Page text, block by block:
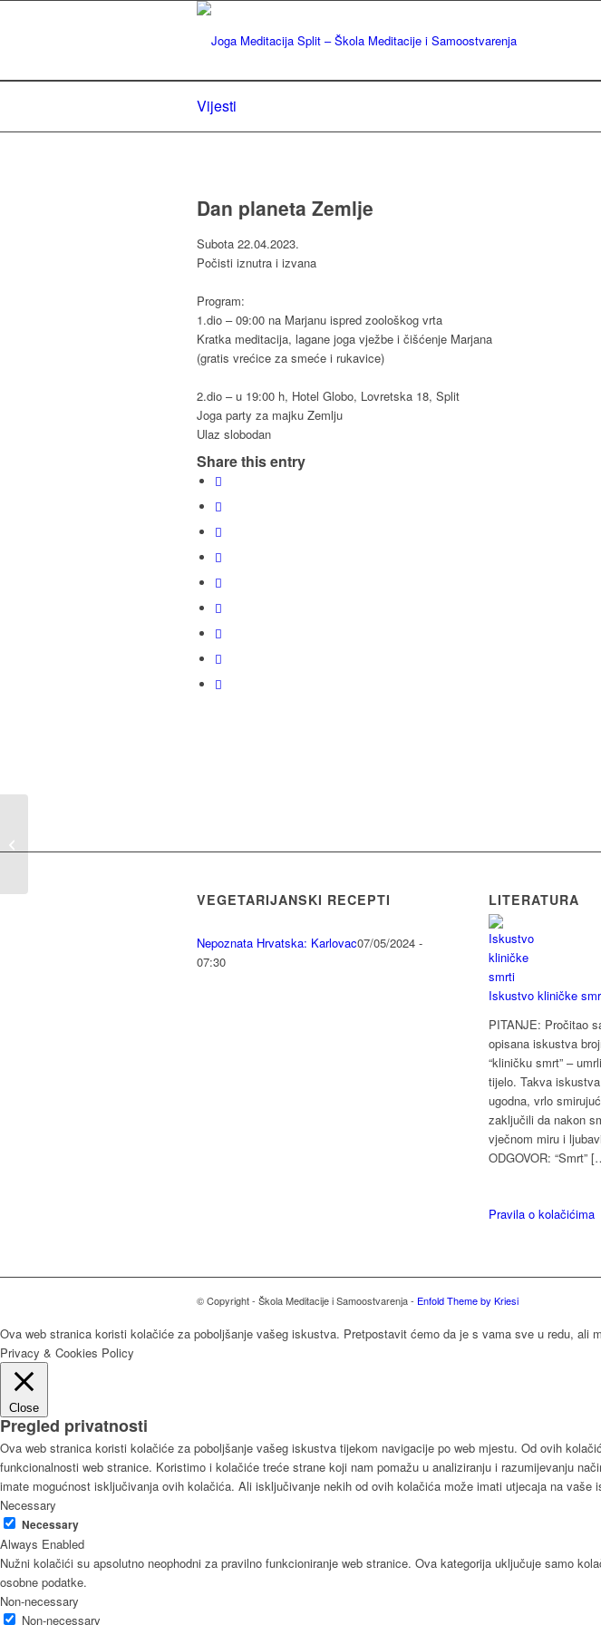
Vijesti
Dan planeta Zemlje
Subota 22.04.2023.
Počisti iznutra i izvana
Program:
1.dio – 09:00 na Marjanu ispred zoološkog vrta
Kratka meditacija, lagane joga vježbe i čišćenje Marjana
(gratis vrećice za smeće i rukavice)
2.dio – u 19:00 h, Hotel Globo, Lovretska 18, Split
Joga party za majku Zemlju
Ulaz slobodan
Share this entry
VEGETARIJANSKI RECEPTI
Nepoznata Hrvatska: Karlovac07/05/2024 -
07:30
LITERATURA
Iskustvo kliničke
PITANJE: Pročitao
opisana iskustva
“kliničku smrt” –
tijelo. Takva
ugodna, vrlo
zaključili da nakon
vječnom miru i
ODGOVOR: “Smrt”
Pravila o kolačićima
© Copyright - Škola Meditacije i Samoostvarenja - Enfold Theme by Kriesi
Ova web stranica koristi kolačiće za poboljšanje vašeg iskustva. Pretpostavit ćemo da je s vama sve u redu, ali
Privacy & Cookies Policy
Close
Pregled privatnosti
Ova web stranica koristi kolačiće za poboljšanje vašeg iskustva tijekom navigacije po web mjestu. Od ovih
funkcionalnosti web stranice. Koristimo i kolačiće treće strane koji nam pomažu u analiziranju i razumijevanju
imate mogućnost isključivanja ovih kolačića. Ali isključivanje nekih od ovih kolačića može imati utjecaja na vaše
Necessary
Necessary
Always Enabled
Nužni kolačići su apsolutno neophodni za pravilno funkcioniranje web stranice. Ova kategorija uključuje samo
osobne podatke.
Non-necessary
Non-necessary